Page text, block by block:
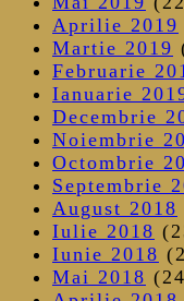
Aprilie 2019
Martie 2019
Februarie
Ianuarie
Decembrie
Noiembrie
Octombrie
Septembrie
August 2018
Iulie 2018
Iunie 2018
Mai 2018